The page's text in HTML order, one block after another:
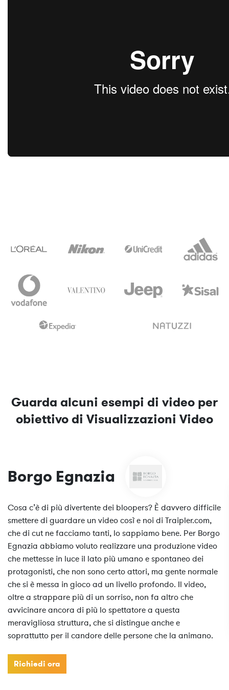
Guarda alcuni esempi di video per
obiettivo di Visualizzazioni Video
Borgo Egnazia
Cosa c’è di più divertente dei bloopers? È davvero difficile
smettere di guardare un video così e noi di Traipler.com,
che di cut ne facciamo tanti, lo sappiamo bene. Per Borgo
Egnazia abbiamo voluto realizzare una produzione video
che mettesse in luce il lato più umano e spontaneo dei
protagonisti, che non sono certo attori, ma gente normale
che si è messa in gioco ad un livello profondo. Il video,
oltre a strappare più di un sorriso, non fa altro che
avvicinare ancora di più lo spettatore a questa
meravigliosa struttura, che si distingue anche e
soprattutto per il candore delle persone che la animano.
Richiedi ora